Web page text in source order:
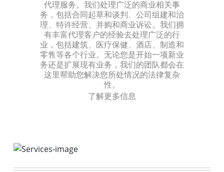
代理服务。我们处理广泛的商业相关事
务，包括合同起草和谈判、公司组建和治
理、特许经营、并购和商业诉讼。我们拥
有丰富代理客户的经验去处理广泛的行
业，包括建筑、医疗保健、酒店、制造和
零售等各个行业。无论您是开始一项新业
务还是扩展现有业务，我们的团队都会在
这里帮助您解决您所处情况的法律复杂
性。
了解更多信息